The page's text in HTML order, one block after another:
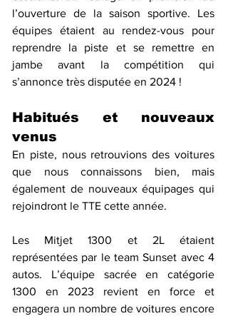
l’ouverture de la saison sportive. Les
équipes étaient au rendez-vous pour
reprendre la piste et se remettre en
jambe avant la compétition qui
s’annonce très disputée en 2024 !
Habitués et nouveaux
venus
En piste, nous retrouvions des voitures
que nous connaissons bien, mais
également de nouveaux équipages qui
rejoindront le TTE cette année.
Les Mitjet 1300 et 2L étaient
représentées par le team Sunset avec 4
autos. L’équipe sacrée en catégorie
1300 en 2023 revient en force et
engagera un nombre de voitures encore